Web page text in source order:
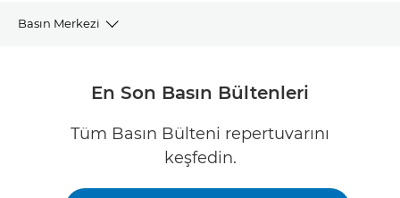
Basın Merkezi
En Son Basın Bültenleri
Tüm Basın Bülteni repertuvarını
keşfedin.